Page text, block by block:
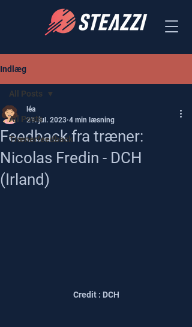
Indlæg
All Posts
Trænerfeedback
All Posts
Feedback fra træner:
Nicolas Fredin - DCH
(Irland)
léa
21. jul. 2023 4 min læsning
Credit : DCH